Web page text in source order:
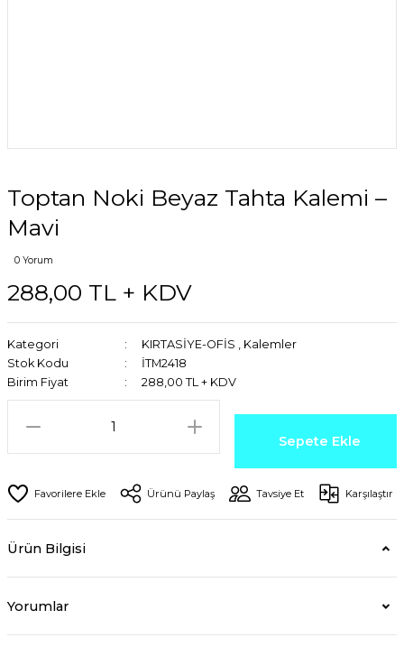
Toptan Noki Beyaz Tahta Kalemi –
Mavi
0 Yorum
288,00 TL + KDV
Kategori KIRTASİYE-OFİS , Kalemler
Stok Kodu
İTM2418
Birim Fiyat
288,00 TL + KDV
Sepete Ekle
Ürünü Paylaş Tavsiye Et Karşılaştır
Ürün Bilgisi
Yorumlar